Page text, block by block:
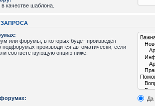
качестве шаблона.
или форумы, в которых будет произведён
подфорумах производится автоматически, если
соответствующую опцию ниже.
Да